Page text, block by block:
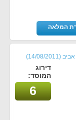
המלאה
אביב (14/08/2011)
דירוג
המוסד:
6